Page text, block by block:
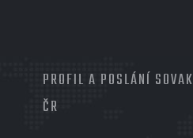
PROFIL A POSLÁNÍ SOVAK
ČR